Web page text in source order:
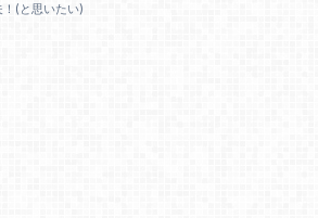
(と思いたい)